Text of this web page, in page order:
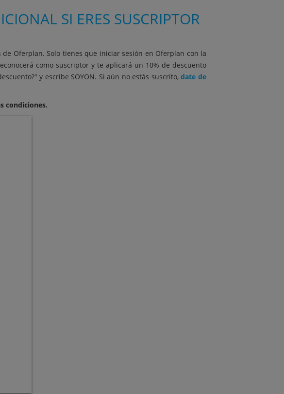
SI ERES SUSCRIPTOR
Oferplan. Solo tienes que iniciar sesión en Oferplan con la
como suscriptor y te aplicará un 10% de descuento
y escribe SOYON. Si aún no estás suscrito,date de
condiciones.